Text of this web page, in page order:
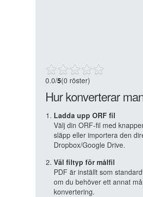
0.0/5(0 röster)
Hur konverterar
Ladda upp ORF fil
Välj din ORF-fil med
släpp eller importera den
Dropbox/Google Drive.
Väl filtyp för målfil
PDF är inställt som
om du behöver ett annat
konvertering.